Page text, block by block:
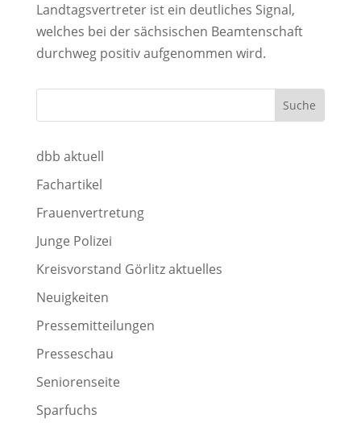
Landtagsvertreter ist ein deutliches Signal,
welches bei der sächsischen Beamtenschaft
durchweg positiv aufgenommen wird.
dbb aktuell
Fachartikel
Frauenvertretung
Junge Polizei
Kreisvorstand Görlitz aktuelles
Neuigkeiten
Pressemitteilungen
Presseschau
Seniorenseite
Sparfuchs